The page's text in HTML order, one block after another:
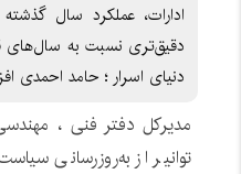
ادارات، عملکرد سال
دقیق‌تری نسبت به
دنیای اسرار ؛ حامد احمدی
مدیرکل دفتر فنی ،
توانیر از به‌روزرسانی